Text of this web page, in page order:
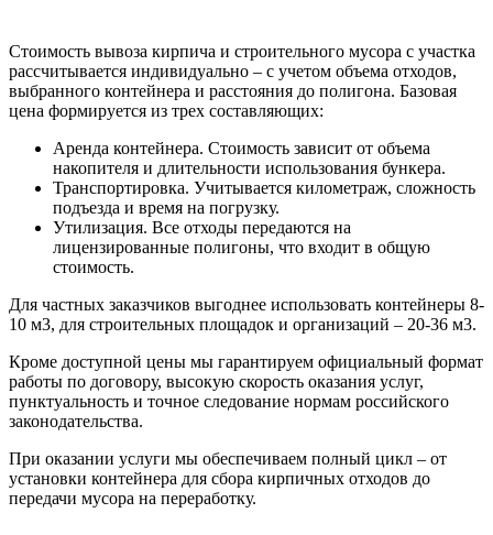
Стоимость вывоза кирпича и строительного мусора с участка
рассчитывается индивидуально – с учетом объема отходов,
выбранного контейнера и расстояния до полигона. Базовая
цена формируется из трех составляющих:
Аренда контейнера. Стоимость зависит от объема
накопителя и длительности использования бункера.
Транспортировка. Учитывается километраж, сложность
подъезда и время на погрузку.
Утилизация. Все отходы передаются на
лицензированные полигоны, что входит в общую
стоимость.
Для частных заказчиков выгоднее использовать контейнеры 8-
10 м3, для строительных площадок и организаций – 20-36 м3.
Кроме доступной цены мы гарантируем официальный формат
работы по договору, высокую скорость оказания услуг,
пунктуальность и точное следование нормам российского
законодательства.
При оказании услуги мы обеспечиваем полный цикл – от
установки контейнера для сбора кирпичных отходов до
передачи мусора на переработку.